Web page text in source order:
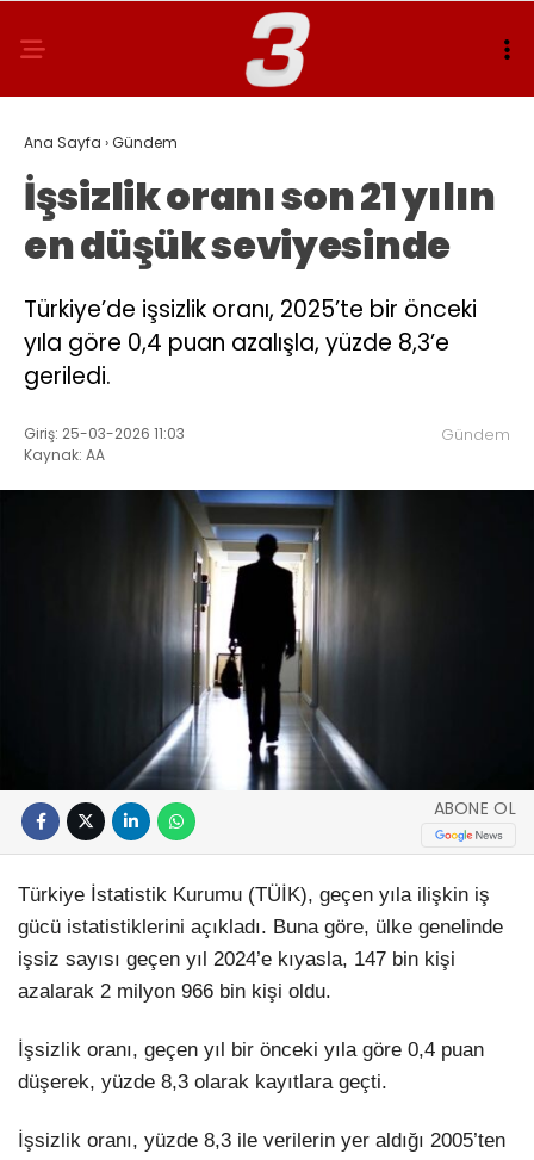
Ana Sayfa ›Gündem
İşsizlik oranı son 21 yılın
en düşük seviyesinde
Türkiye’de işsizlik oranı, 2025’te bir önceki
yıla göre 0,4 puan azalışla, yüzde 8,3’e
geriledi.
Giriş: 25-03-2026 11:03
Kaynak: AA
Gündem
ABONE OL
Türkiye İstatistik Kurumu (TÜİK), geçen yıla ilişkin iş
gücü istatistiklerini açıkladı. Buna göre, ülke genelinde
işsiz sayısı geçen yıl 2024’e kıyasla, 147 bin kişi
azalarak 2 milyon 966 bin kişi oldu.
İşsizlik oranı, geçen yıl bir önceki yıla göre 0,4 puan
düşerek, yüzde 8,3 olarak kayıtlara geçti.
İşsizlik oranı, yüzde 8,3 ile verilerin yer aldığı 2005’ten